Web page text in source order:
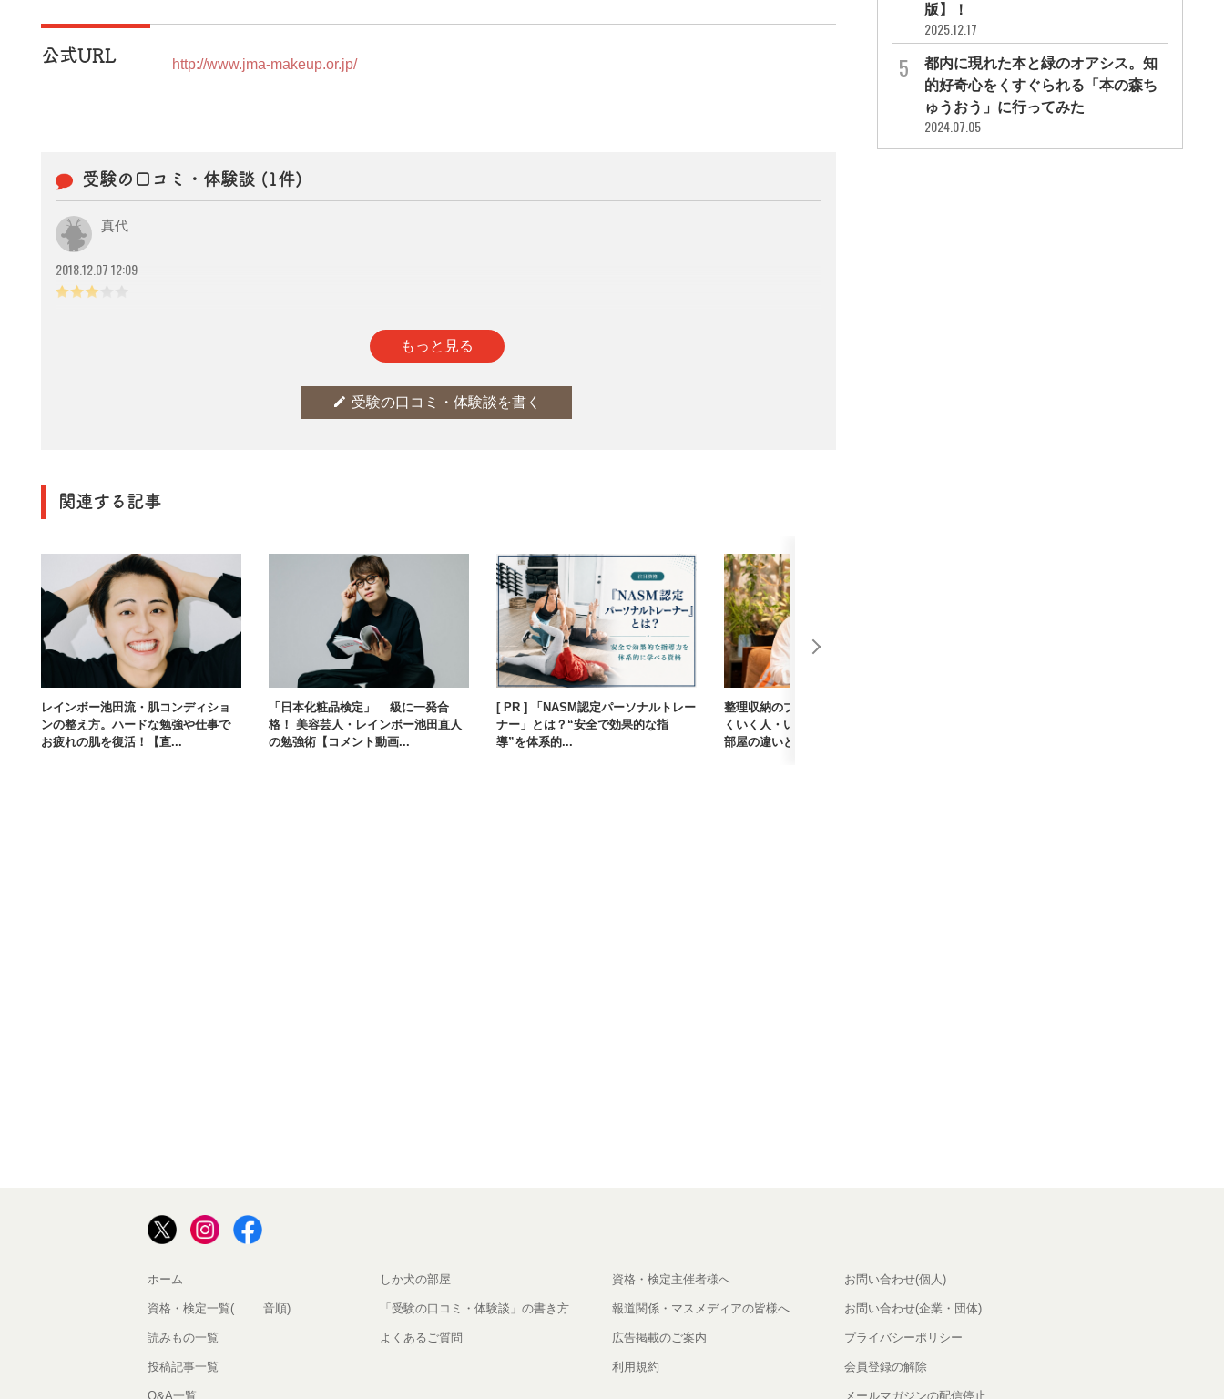
公式URL http://www.jma-makeup.or.jp/
受験の口コミ・体験談 (1件)
真代
2018.12.07 12:09
もっと見る
edit 受験の口コミ・体験談を書く
関連する記事
レインボー池田流・肌コンディショ
ンの整え方。ハードな勉強や仕事で
お疲れの肌を復活！【直...
「日本化粧品検定」1級に一発合
格！ 美容芸人・レインボー池田直人
の勉強術【コメント動画...
[ PR ] 「NASM認定パーソナルトレー
ナー」とは？“安全で効果的な指
導”を体系的...
整理収納のプロが見た「人生が上手
くいく人・いかない人」の決定的な
部屋の違いとは？
版】！
2025.12.17
都内に現れた本と緑のオアシス。知
的好奇心をくすぐられる「本の森ち
ゅうおう」に行ってみた
2024.07.05
ホーム
資格・検定一覧(50音順)
読みもの一覧
投稿記事一覧
Q&A一覧
しか犬の部屋
「受験の口コミ・体験談」の書き方
よくあるご質問
資格・検定主催者様へ
報道関係・マスメディアの皆様へ
広告掲載のご案内
利用規約
お問い合わせ(個人)
お問い合わせ(企業・団体)
プライバシーポリシー
会員登録の解除
メールマガジンの配信停止